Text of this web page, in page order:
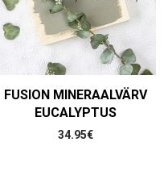
FUSION MINERAALVÄRV
EUCALYPTUS
34.95€